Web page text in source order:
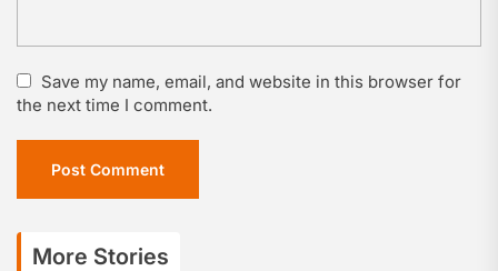
Save my name, email, and website in this browser for
the next time I comment.
More Stories